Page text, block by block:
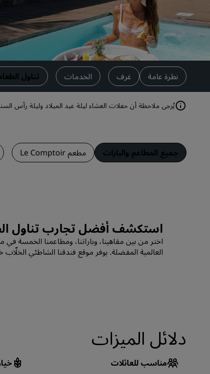
العلامات التجارية التابعة في الصين
نظرة عامة غرف الخدمات تناول
يُرجى ملاحظة أن حفلات العشاء ليلة عيد الميلاد وليلة رأس
جميع المطاعم والبارات مطعم Le Comptoir
استكشف أفضل تجارب تناول
اختر من بين مقاهينا، وباراتنا، ومطاعمنا الخمسة
العالمية المفضلة. يوفر موقع فندقنا الشاطئي
دلائل الميزات
مناسب للعائلات